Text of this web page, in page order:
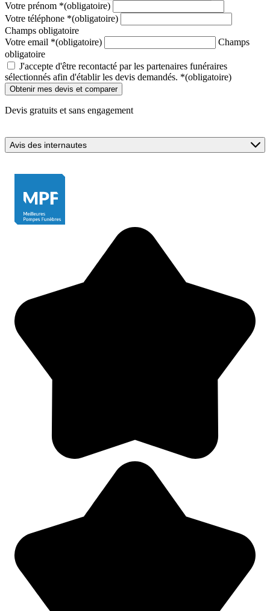
Votre prénom *(obligatoire)
Votre téléphone *(obligatoire)
Champs obligatoire
Votre email *(obligatoire)
Champs
obligatoire
J'accepte d'être recontacté par les partenaires funéraires
sélectionnés afin d'établir les devis demandés. *(obligatoire)
Devis gratuits et sans engagement
Avis des internautes